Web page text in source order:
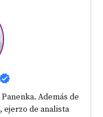
Además de
ejerzo de analista